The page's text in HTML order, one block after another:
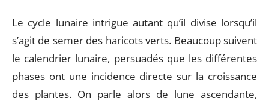
Le cycle lunaire intrigue autant qu’il divise lorsqu’il
s’agit de semer des haricots verts. Beaucoup suivent
le calendrier lunaire, persuadés que les différentes
phases ont une incidence directe sur la croissance
des plantes. On parle alors de lune ascendante,